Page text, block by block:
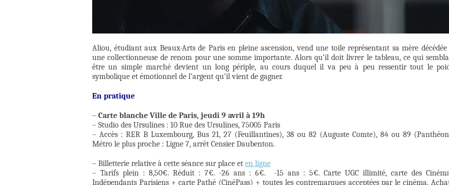
Aliou, étudiant aux Beaux-Arts de Paris en pleine ascension, vend une toile représentant sa mère décédée
une collectionneuse de renom pour une somme importante. Alors qu’il doit livrer le tableau, ce qui
être un simple marché devient un long périple, au cours duquel il va peu à peu ressentir tout le
symbolique et émotionnel de l’argent qu’il vient de gagner.
En pratique
– Carte blanche Ville de Paris, jeudi 9 avril à 19h
– Studio des Ursulines : 10 Rue des Ursulines, 75005 Paris
– Accès : RER B Luxembourg, Bus 21, 27 (Feuillantines), 38 ou 82 (Auguste Comte), 84 ou 89
Métro le plus proche : Ligne 7, arrêt Censier Daubenton.
– Billetterie relative à cette séance sur place et en ligne
– Tarifs plein : 8,50€. Réduit : 7€. -26 ans : 6€. -15 ans : 5€. Carte UGC illimité, carte des
Indépendants Parisiens + carte Pathé (CinéPass) + toutes les contremarques acceptées par le cinéma.